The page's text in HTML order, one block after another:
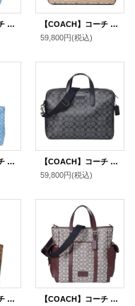
【COACH】コーチ バッグ メンズ デニム レザー シグネチャー スモール ツアー ダブル ハンドル 2way トートバッグ ハンドバッグ デニム〔日本未発売〕
【COACH】コーチ メンズ バッグ コーティングキャンバス レザー シグネチャー イーサン ブリーフ バッグ スリム 2WAY ビジネス キャリーフック ショルダーバッグ カーキ×ブラック〔日本未発売〕
59,800円(税込)
【COACH】コーチ バッグ トート デニム レザー シグネチャー ステーション ジップ トートバッグ インディゴ〔日本未発売〕
【COACH】コーチ コーティングキャンバス レザー メンズ シグネチャー スリム 2WAY ビジネス ブリーフ ショルダーバッグ チャコール×ブラック〔日本未発売〕
59,800円(税込)
【COACH】コーチ コーティングキャンバス スムースレザー シグネチャー モリー トートバッグ カーキ×ブラック〔日本未発売〕
【COACH】コーチ メンズ バッグ ジャガード レザー シグネチャー スプリント トート 2WAY 斜め掛け クロスボディ トートバッグ ショルダー バッグ オーク×メイプル〔日本未発売〕